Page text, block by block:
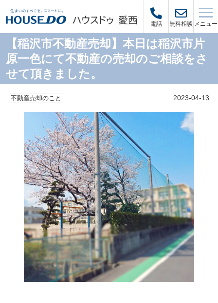
電話 無料相談 メニュー
【稲沢市不動産売却】本日は稲沢市片
原一色にて不動産の売却のご相談をさ
せて頂きました。⠀
不動産売却のこと 2023-04-13